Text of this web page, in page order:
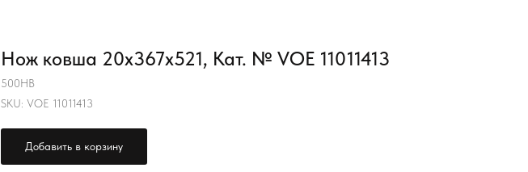
Нож ковша 20х367х521, Кат. № VOE 11011413
500HB
SKU: VOE 11011413
Добавить в корзину